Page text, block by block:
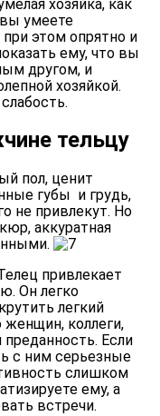
хозяйка, как
умеете
этом опрятно и
ему, что вы
другом, и
хозяйкой.
тельцу
пол, ценит
губы и грудь,
не привлекут. Но
аккуратная
привлекает
Он легко
легкий
женщин, коллеги,
преданность. Если
с ним серьезные
слишком
ему, а
встречи.